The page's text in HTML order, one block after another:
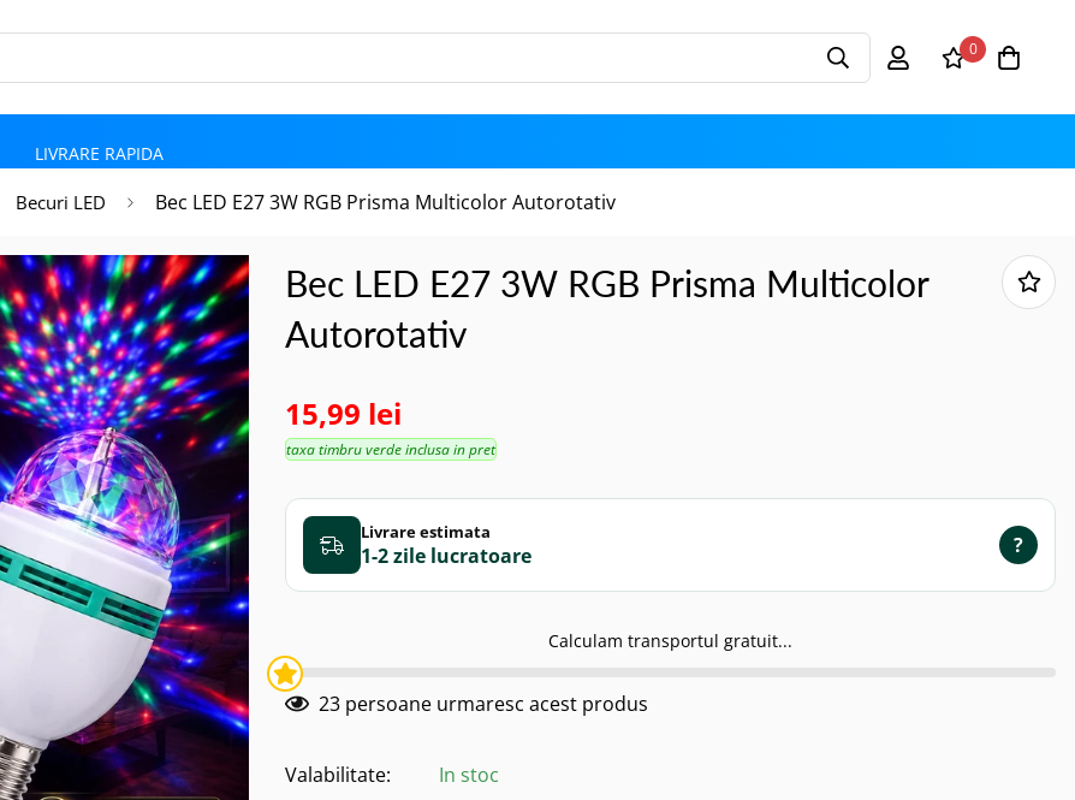
0
LIVRARE RAPIDA
Becuri LED Bec LED E27 3W RGB Prisma Multicolor Autorotativ
Bec LED E27 3W RGB Prisma Multicolor
Autorotativ
15,99 lei
taxa timbru verde inclusa in pret
Livrare estimata
1-2 zile ?
Calculam transportul gratuit...
23 persoane urmaresc acest produs
Valabilitate:
In stoc